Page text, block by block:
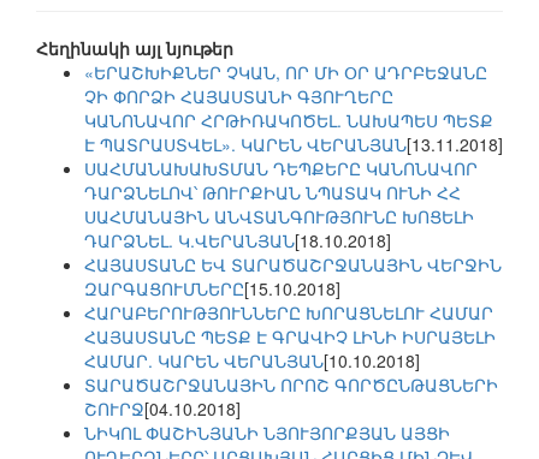
Հեղինակի այլ նյութեր
«ԵՐԱՇԽԻՔՆԵՐ ՉԿԱՆ, ՈՐ ՄԻ ՕՐ ԱԴՐԲԵՋԱՆԸ
ՉԻ ՓՈՐՁԻ ՀԱՅԱՍՏԱՆԻ ԳՅՈՒՂԵՐԸ
ԿԱՆՈՆԱՎՈՐ ՀՐԹԻՌԱԿՈԾԵԼ. ՆԱԽԱՊԵՍ ՊԵՏՔ
Է ՊԱՏՐԱՍՏՎԵԼ». ԿԱՐԵՆ ՎԵՐԱՆՅԱՆ[13.11.2018]
ՍԱՀՄԱՆԱԽԱԽՏՄԱՆ ԴԵՊՔԵՐԸ ԿԱՆՈՆԱՎՈՐ
ԴԱՐՁՆԵԼՈՎ՝ ԹՈՒՐՔԻԱՆ ՆՊԱՏԱԿ ՈՒՆԻ ՀՀ
ՍԱՀՄԱՆԱՅԻՆ ԱՆՎՏԱՆԳՈՒԹՅՈՒՆԸ ԽՈՑԵԼԻ
ԴԱՐՁՆԵԼ. Կ.ՎԵՐԱՆՅԱՆ[18.10.2018]
ՀԱՅԱՍՏԱՆԸ ԵՎ ՏԱՐԱԾԱՇՐՋԱՆԱՅԻՆ ՎԵՐՋԻՆ
ԶԱՐԳԱՑՈՒՄՆԵՐԸ[15.10.2018]
ՀԱՐԱԲԵՐՈՒԹՅՈՒՆՆԵՐԸ ԽՈՐԱՑՆԵԼՈՒ ՀԱՄԱՐ
ՀԱՅԱՍՏԱՆԸ ՊԵՏՔ Է ԳՐԱՎԻՉ ԼԻՆԻ ԻՍՐԱՅԵԼԻ
ՀԱՄԱՐ. ԿԱՐԵՆ ՎԵՐԱՆՅԱՆ[10.10.2018]
ՏԱՐԱԾԱՇՐՋԱՆԱՅԻՆ ՈՐՈՇ ԳՈՐԾԸՆԹԱՑՆԵՐԻ
ՇՈՒՐՋ[04.10.2018]
ՆԻԿՈԼ ՓԱՇԻՆՅԱՆԻ ՆՅՈՒՅՈՐՔՅԱՆ ԱՅՑԻ